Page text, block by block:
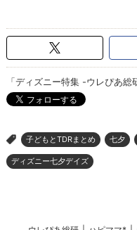
「ディズニー特集 -ウレぴあ
> 子どもとTDRまとめ 七夕
ディズニー七夕デイズ